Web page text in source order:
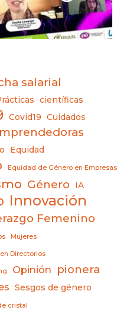
salarial
científicas
Covid19
Cuidados
Equidad
Equidad de Género en Empresas
Género IA
Innovación
Femenino
Mujeres
Directorios
Opinión pionera
Sesgos de género
cristal